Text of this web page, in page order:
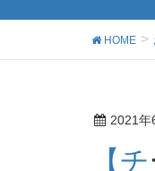
HOME
2021年
【チーム医療推進協議会】COVID-19に関連する影